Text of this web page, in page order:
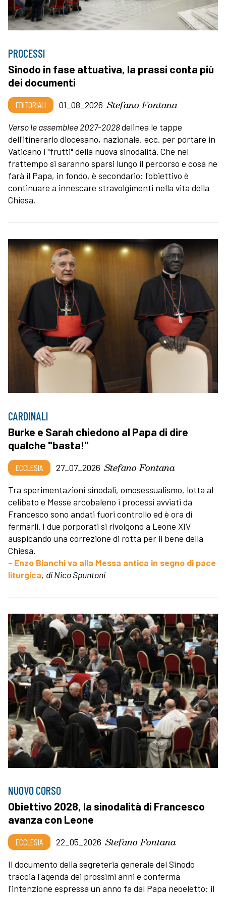
PROCESSI
Sinodo in fase attuativa, la prassi conta più
dei documenti
EDITORIALI 01_08_2026 Stefano Fontana
Verso le assemblee 2027-2028delinea le tappe
dell'itinerario diocesano, nazionale, ecc. per portare in
Vaticano i "frutti" della nuova sinodalità. Che nel
frattempo si saranno sparsi lungo il percorso e cosa ne
farà il Papa, in fondo, è secondario: l'obiettivo è
continuare a innescare stravolgimenti nella vita della
Chiesa.
CARDINALI
Burke e Sarah chiedono al Papa di dire
qualche "basta!"
ECCLESIA 27_07_2026 Stefano Fontana
Tra sperimentazioni sinodali, omosessualismo, lotta al
celibato e Messe arcobaleno i processi avviati da
Francesco sono andati fuori controllo ed è ora di
fermarli. I due porporati si rivolgono a Leone XIV
auspicando una correzione di rotta per il bene della
Chiesa.
- Enzo Bianchi va alla Messa antica in segno di pace
liturgica, di Nico Spuntoni
NUOVO CORSO
Obiettivo 2028, la sinodalità di Francesco
avanza con Leone
ECCLESIA 22_05_2026 Stefano Fontana
Il documento della segreteria generale del Sinodo
traccia l'agenda dei prossimi anni e conferma
l'intenzione espressa un anno fa dal Papa neoeletto: il